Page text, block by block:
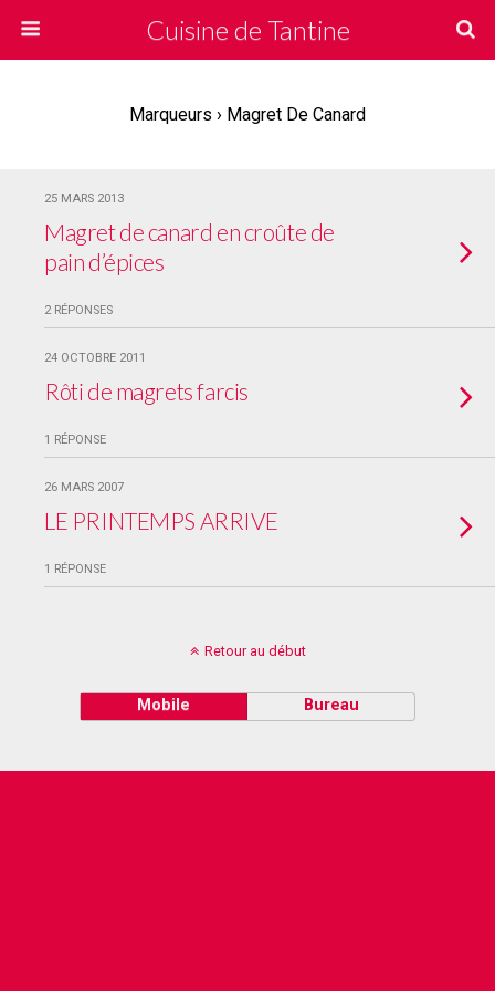
Cuisine de Tantine
Marqueurs › Magret De Canard
25 MARS 2013
Magret de canard en croûte de
pain d’épices
2 RÉPONSES
24 OCTOBRE 2011
Rôti de magrets farcis
1 RÉPONSE
26 MARS 2007
LE PRINTEMPS ARRIVE
1 RÉPONSE
Retour au début
Mobile Bureau